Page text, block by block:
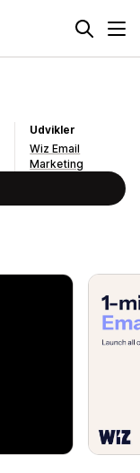
Udvikler
Wiz Email
Marketing